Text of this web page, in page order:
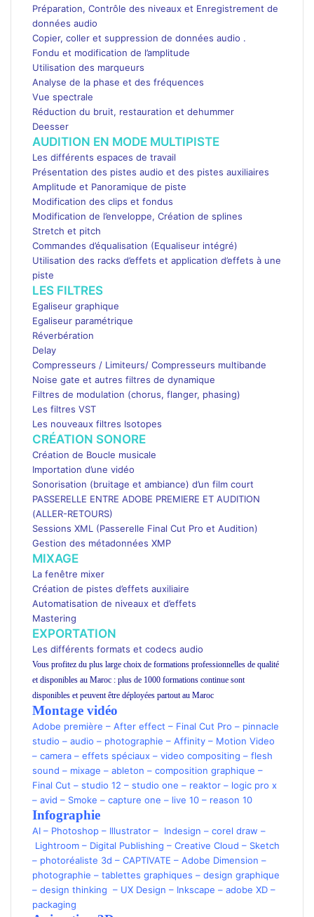
Préparation, Contrôle des niveaux et Enregistrement de
données audio
Copier, coller et suppression de données audio .
Fondu et modification de l’amplitude
Utilisation des marqueurs
Analyse de la phase et des fréquences
Vue spectrale
Réduction du bruit, restauration et dehummer
Deesser
AUDITION EN MODE MULTIPISTE
Les différents espaces de travail
Présentation des pistes audio et des pistes auxiliaires
Amplitude et Panoramique de piste
Modification des clips et fondus
Modification de l’enveloppe, Création de splines
Stretch et pitch
Commandes d’équalisation (Equaliseur intégré)
Utilisation des racks d’effets et application d’effets à une
piste
LES FILTRES
Egaliseur graphique
Egaliseur paramétrique
Réverbération
Delay
Compresseurs / Limiteurs/ Compresseurs multibande
Noise gate et autres filtres de dynamique
Filtres de modulation (chorus, flanger, phasing)
Les filtres VST
Les nouveaux filtres Isotopes
CRÉATION SONORE
Création de Boucle musicale
Importation d’une vidéo
Sonorisation (bruitage et ambiance) d’un film court
PASSERELLE ENTRE ADOBE PREMIERE ET AUDITION
(ALLER-RETOURS)
Sessions XML (Passerelle Final Cut Pro et Audition)
Gestion des métadonnées XMP
MIXAGE
La fenêtre mixer
Création de pistes d’effets auxiliaire
Automatisation de niveaux et d’effets
Mastering
EXPORTATION
Les différents formats et codecs audio
Vous profitez du plus large choix de formations professionnelles de qualité
et disponibles au Maroc : plus de 1000 formations continue sont
disponibles et peuvent être déployées partout au Maroc
Montage vidéo
Adobe première – After effect – Final Cut Pro – pinnacle
studio – audio – photographie – Affinity – Motion Video
– camera – effets spéciaux – video compositing – flesh
sound – mixage – ableton – composition graphique –
Final Cut – studio 12 – studio one – reaktor – logic pro x
– avid – Smoke – capture one – live 10 – reason 10
Infographie
AI – Photoshop – Illustrator – Indesign – corel draw –
Lightroom – Digital Publishing – Creative Cloud – Sketch
– photoréaliste 3d – CAPTIVATE – Adobe Dimension –
photographie – tablettes graphiques – design graphique
– design thinking – UX Design – Inkscape – adobe XD –
packaging